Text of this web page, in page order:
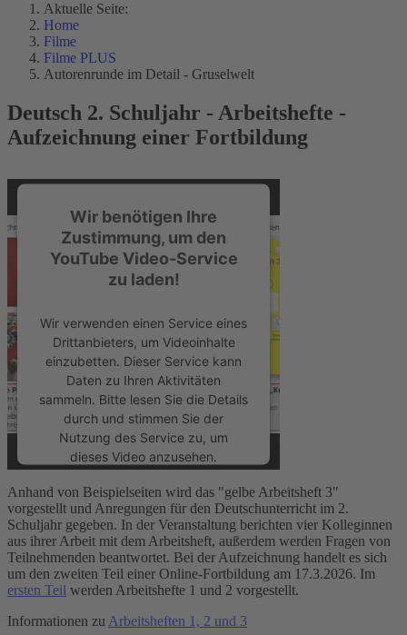
Aktuelle Seite:
Home
Filme
Filme PLUS
Autorenrunde im Detail - Gruselwelt
Deutsch 2. Schuljahr - Arbeitshefte -
Aufzeichnung einer Fortbildung
Wir benötigen Ihre
Zustimmung, um den
YouTube Video-Service
zu laden!
Wir verwenden einen Service eines
Drittanbieters, um Videoinhalte
einzubetten. Dieser Service kann
Daten zu Ihren Aktivitäten
sammeln. Bitte lesen Sie die Details
durch und stimmen Sie der
Nutzung des Service zu, um
dieses Video anzusehen.
Mehr Informationen
Akzeptieren
powered byUsercentrics Consent
Management Platform
Anhand von Beispielseiten wird das "gelbe Arbeitsheft 3"
vorgestellt und Anregungen für den Deutschunterricht im 2.
Schuljahr gegeben. In der Veranstaltung berichten vier Kolleginnen
aus ihrer Arbeit mit dem Arbeitsheft, außerdem werden Fragen von
Teilnehmenden beantwortet. Bei der Aufzeichnung handelt es sich
um den zweiten Teil einer Online-Fortbildung am 17.3.2026. Im
ersten Teil werden Arbeitshefte 1 und 2 vorgestellt.
Informationen zu Arbeitsheften 1, 2 und 3